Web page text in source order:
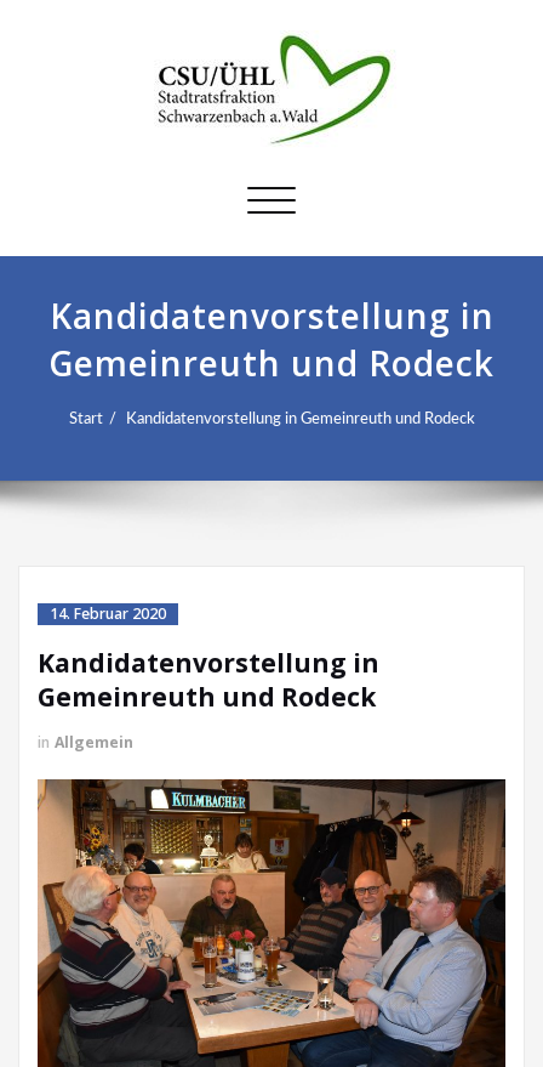
Schalte
Kandidatenvorstellung in
Gemeinreuth und Rodeck
Start Kandidatenvorstellung in Gemeinreuth und Rodeck
14. Februar 2020
Kandidatenvorstellung in
Gemeinreuth und Rodeck
in Allgemein